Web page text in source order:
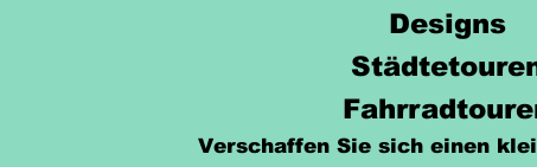
Designs
Verschaffen Sie sich einen